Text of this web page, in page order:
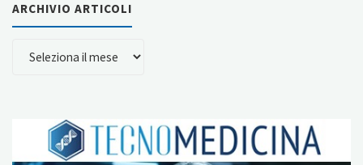
ARCHIVIO ARTICOLI